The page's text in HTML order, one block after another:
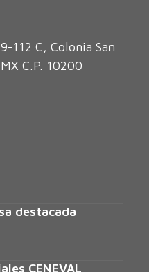
112 C, Colonia San
C.P. 10200
destacada
CENEVAL